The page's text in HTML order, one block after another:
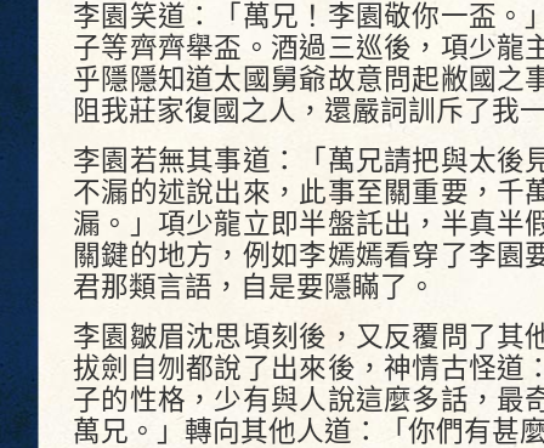
李園笑道：「萬兄！李園敬你一盃。
子等齊齊舉盃。酒過三巡後，項少龍
乎隱隱知道太國舅爺故意問起敝國之
阻我莊家復國之人，還嚴詞訓斥了我
李園若無其事道：「萬兄請把與太後
不漏的述說出來，此事至關重要，千
漏。」項少龍立即半盤託出，半真半
關鍵的地方，例如李嫣嫣看穿了李園
君那類言語，自是要隱瞞了。
李園皺眉沈思頃刻後，又反覆問了其
拔劍自刎都說了出來後，神情古怪道
子的性格，少有與人說這麼多話，最
萬兄。」轉向其他人道：「你們有甚